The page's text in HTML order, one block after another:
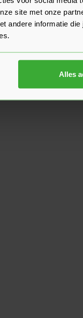
site met onze
andere informatie die
Alles